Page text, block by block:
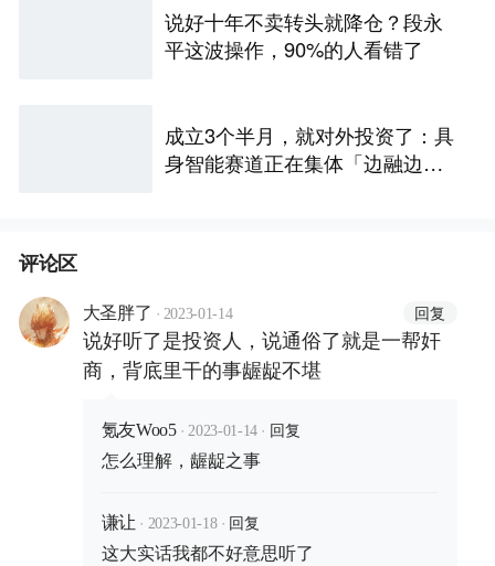
说好十年不卖转头就降仓？段永
平这波操作，90%的人看错了
成立3个半月，就对外投资了：具
身智能赛道正在集体「边融边
评论区
大圣胖了 · 2023-01-14 回复
说好听了是投资人，说通俗了就是一帮奸
商，背底里干的事龌龊不堪
氪友Woo5 · 2023-01-14 · 回复
怎么理解，龌龊之事
谦让 · 2023-01-18 · 回复
这大实话我都不好意思听了